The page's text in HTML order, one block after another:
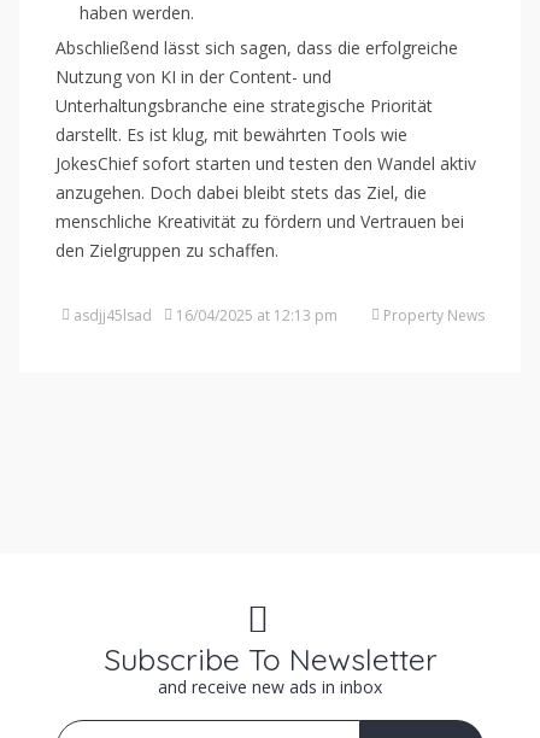
haben werden.
Abschließend lässt sich sagen, dass die erfolgreiche
Nutzung von KI in der Content- und
Unterhaltungsbranche eine strategische Priorität
darstellt. Es ist klug, mit bewährten Tools wie
JokesChief sofort starten und testen den Wandel aktiv
anzugehen. Doch dabei bleibt stets das Ziel, die
menschliche Kreativität zu fördern und Vertrauen bei
den Zielgruppen zu schaffen.
asdjj45lsad 16/04/2025 at 12:13 pm Property News
Subscribe To Newsletter
and receive new ads in inbox